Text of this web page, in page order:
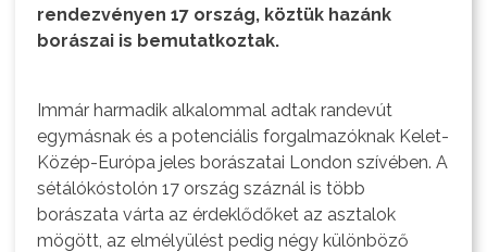
rendezvényen 17 ország, köztük hazánk
borászai is bemutatkoztak.
Immár harmadik alkalommal adtak randevút
egymásnak és a potenciális forgalmazóknak Kelet-
Közép-Európa jeles borászatai London szívében. A
sétálókóstolón 17 ország száznál is több
borászata várta az érdeklődőket az asztalok
mögött, az elmélyülést pedig négy különböző